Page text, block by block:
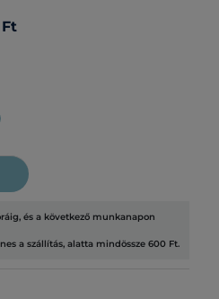
Ft
és a következő munkanapon
a szállítás, alatta mindössze 600 Ft.